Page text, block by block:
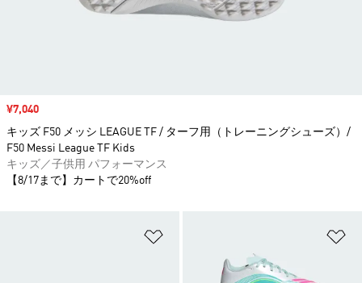
セール価格
¥7,040
キッズ F50 メッシ LEAGUE TF / ターフ用（トレーニングシューズ）/
F50 Messi League TF Kids
キッズ／子供用 パフォーマンス
【8/17まで】カートで20%off